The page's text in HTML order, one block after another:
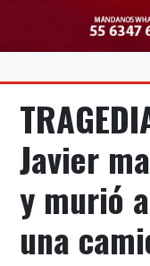
Javier
y murió
una